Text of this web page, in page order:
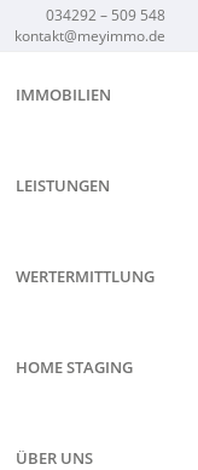
034292 – 509 548
kontakt@meyimmo.de
IMMOBILIEN
LEISTUNGEN
WERTERMITTLUNG
HOME STAGING
ÜBER UNS